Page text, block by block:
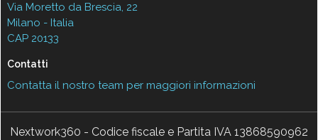
Via Moretto da Brescia, 22
Milano - Italia
CAP 20133
Contatti
Contatta il nostro team per maggiori informazioni
Nextwork360 - Codice fiscale e Partita IVA 13868590962